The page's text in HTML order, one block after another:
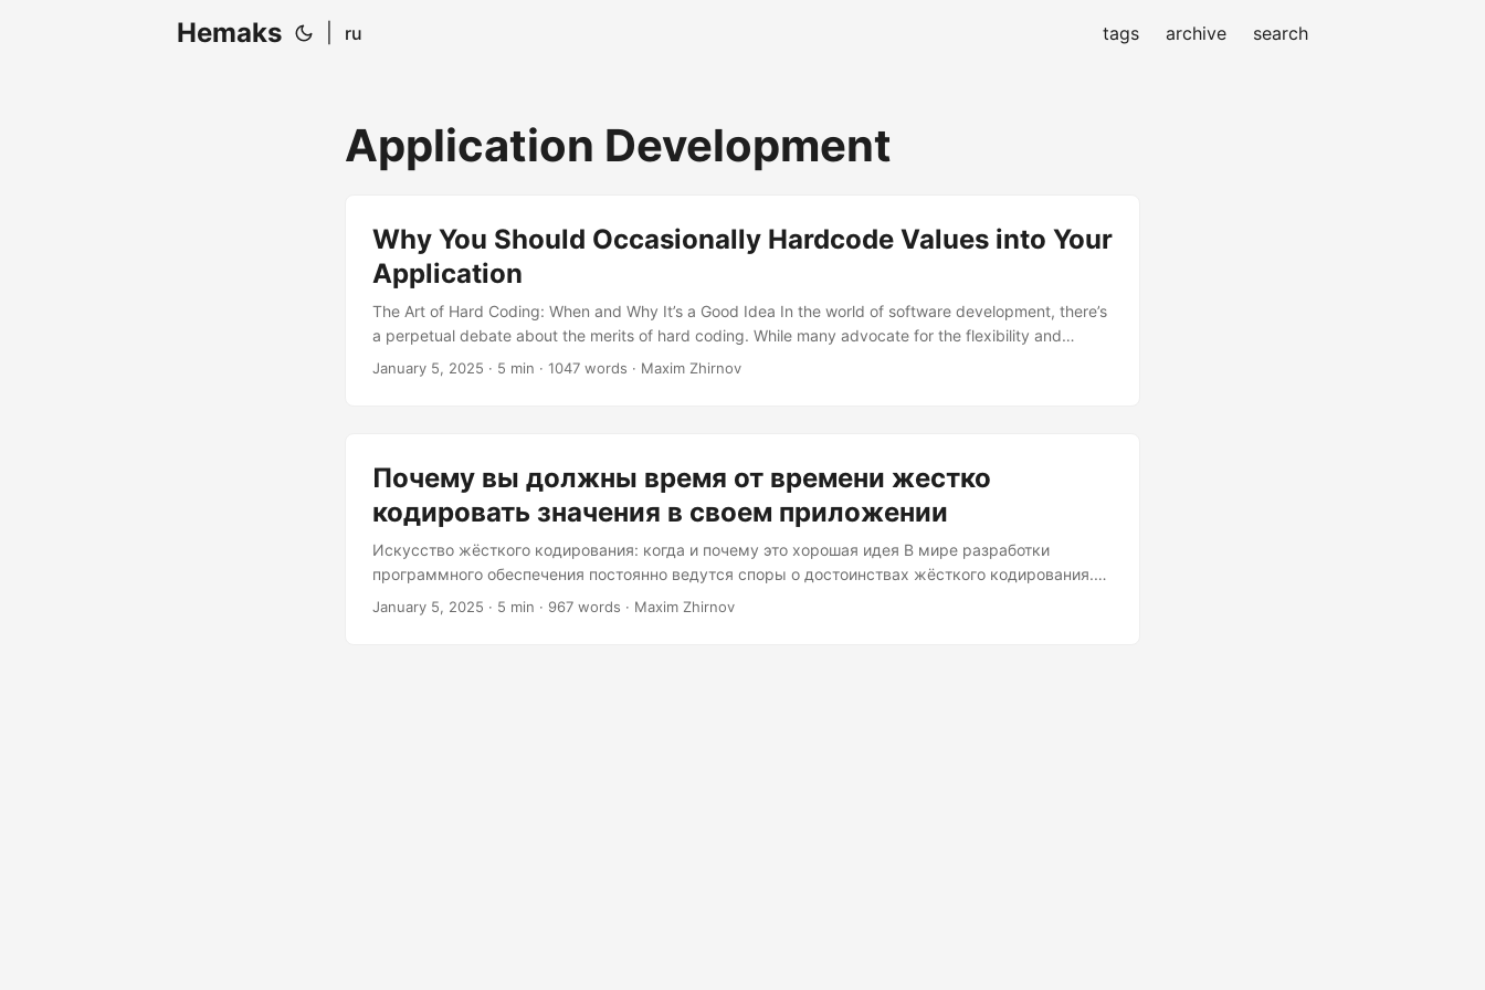
Hemaks ru tags archive search
Application Development
Why You Should Occasionally Hardcode Values into Your
Application
The Art of Hard Coding: When and Why It’s a Good Idea In the world of software development, there’s
a perpetual debate about the merits of hard coding. While many advocate for the flexibility and
maintainability of soft coding, there are scenarios where hard coding is not just acceptable but
January 5, 2025 · 5 min · 1047 words · Maxim Zhirnov
Почему вы должны время от времени жестко
кодировать значения в своем приложении
Искусство жёсткого кодирования: когда и почему это хорошая идея В мире разработки
программного обеспечения постоянно ведутся споры о достоинствах жёсткого кодирования.
Хотя многие выступают за гибкость и удобство сопровождения кода, существуют сценарии, где
January 5, 2025 · 5 min · 967 words · Maxim Zhirnov